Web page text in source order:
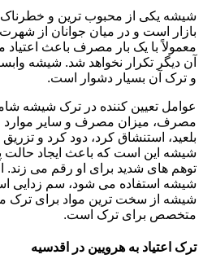
شیشه یکی از محبوب ترین و خطرناک
بازار است و در میان جوانان از
معمولاً با یک بار مصرف باعث
آن دیگر تکرار نخواهد شد. شیشه
و ترک آن بسیار دشوار است.
عوامل تعیین کننده در ترک
مصرف، میزان مصرف و سایر موارد
بلعید، استنشاق کرد، دود کرد و
شیشه این است که باعث ایجاد حالت
توهم های شدید برای او رقم می
شیشه استفاده می شود، سم زدایی
شیشه از سخت ترین مواد برای ترک
متخصص برای ترک است.
ترک اعتیاد به هرویین در اقدسیه